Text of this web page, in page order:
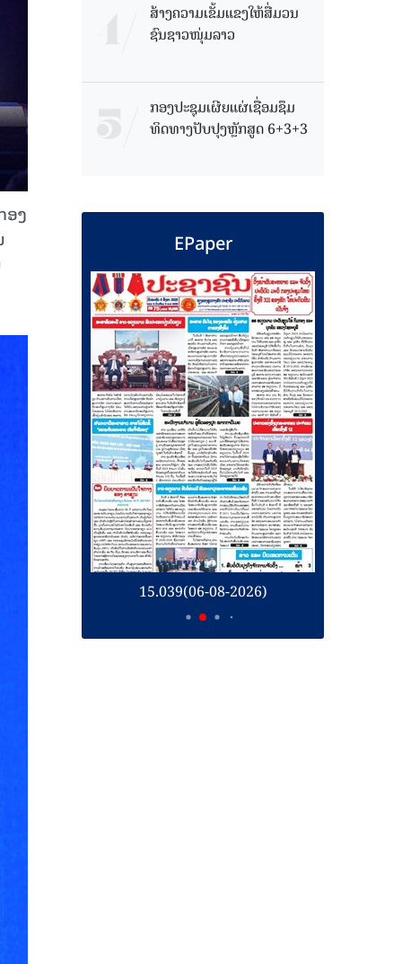
ອງ
ສ້າງຄວາມເຂັ້ມແຂງໃຫ້ສື່ມວນ
ຊົນຊາວໜຸ່ມລາວ
ກອງປະຊຸມເຜີຍແຜ່ເຊື່ອມຊຶມ
ທິດທາງປັບປຸງຫຼັກສູດ 6+3+3
EPaper
15.038(05-08-2026)